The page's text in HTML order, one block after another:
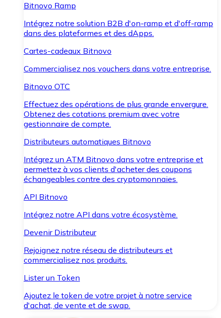
Bitnovo Ramp
Intégrez notre solution B2B d'on-ramp et d'off-ramp
dans des plateformes et des dApps.
Cartes-cadeaux Bitnovo
Commercialisez nos vouchers dans votre entreprise.
Bitnovo OTC
Effectuez des opérations de plus grande envergure.
Obtenez des cotations premium avec votre
gestionnaire de compte.
Distributeurs automatiques Bitnovo
Intégrez un ATM Bitnovo dans votre entreprise et
permettez à vos clients d'acheter des coupons
échangeables contre des cryptomonnaies.
API Bitnovo
Intégrez notre API dans votre écosystème.
Devenir Distributeur
Rejoignez notre réseau de distributeurs et
commercialisez nos produits.
Lister un Token
Ajoutez le token de votre projet à notre service
d'achat, de vente et de swap.